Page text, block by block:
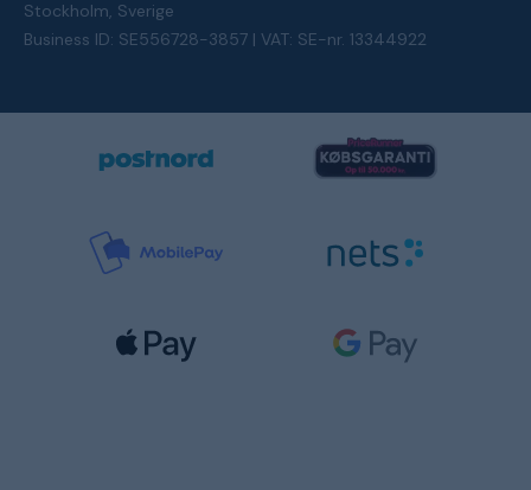
Stockholm, Sverige
Business ID: SE556728-3857 | VAT: SE-nr. 13344922